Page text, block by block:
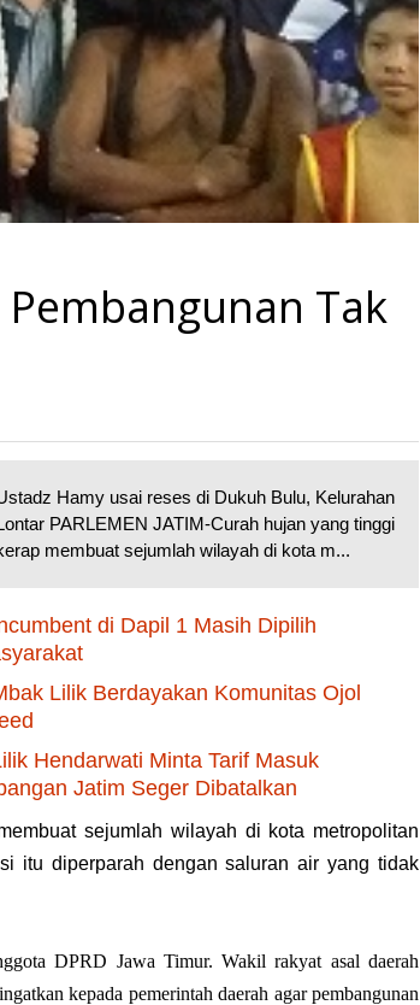
Tak
Hamy usai reses di Dukuh Bulu, Kelurahan
PARLEMEN JATIM-Curah hujan yang tinggi
membuat sejumlah wilayah di kota m...
di Dapil 1 Masih Dipilih
Lilik Berdayakan Komunitas Ojol
Hendarwati Minta Tarif Masuk
Jatim Seger Dibatalkan
sejumlah wilayah di kota metropolitan
itu diperparah dengan saluran air yang tidak
DPRD Jawa Timur. Wakil rakyat asal daerah
kepada pemerintah daerah agar pembangunan